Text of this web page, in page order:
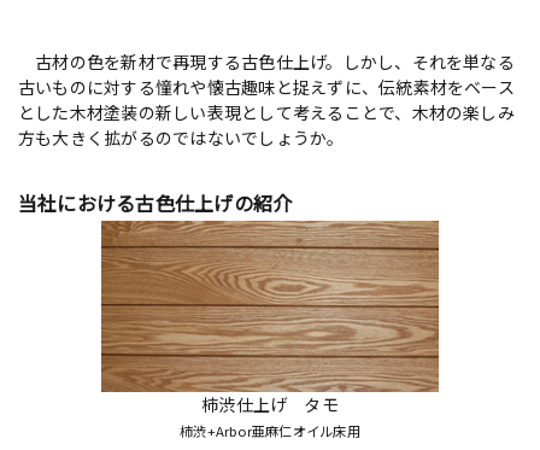
古材の色を新材で再現する古色仕上げ。しかし、それを単なる
古いものに対する憧れや懐古趣味と捉えずに、伝統素材をベース
とした木材塗装の新しい表現として考えることで、木材の楽しみ
方も大きく拡がるのではないでしょうか。
当社における古色仕上げの紹介
柿渋仕上げ タモ
柿渋+Arbor亜麻仁オイル床用